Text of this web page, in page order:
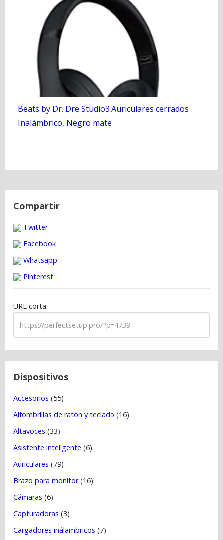
Beats by Dr. Dre Studio3 Auriculares cerrados
Inalámbrico, Negro mate
N
e
n
Compartir
Twitter
Facebook
Whatsapp
Pinterest
URL corta:
Dispositivos
Accesorios (55)
Alfombrillas de ratón y teclado (16)
Altavoces (33)
Asistente inteligente (6)
Auriculares (79)
Brazo para monitor(16)
Cámaras (6)
Capturadoras (3)
Cargadores inálambricos (7)